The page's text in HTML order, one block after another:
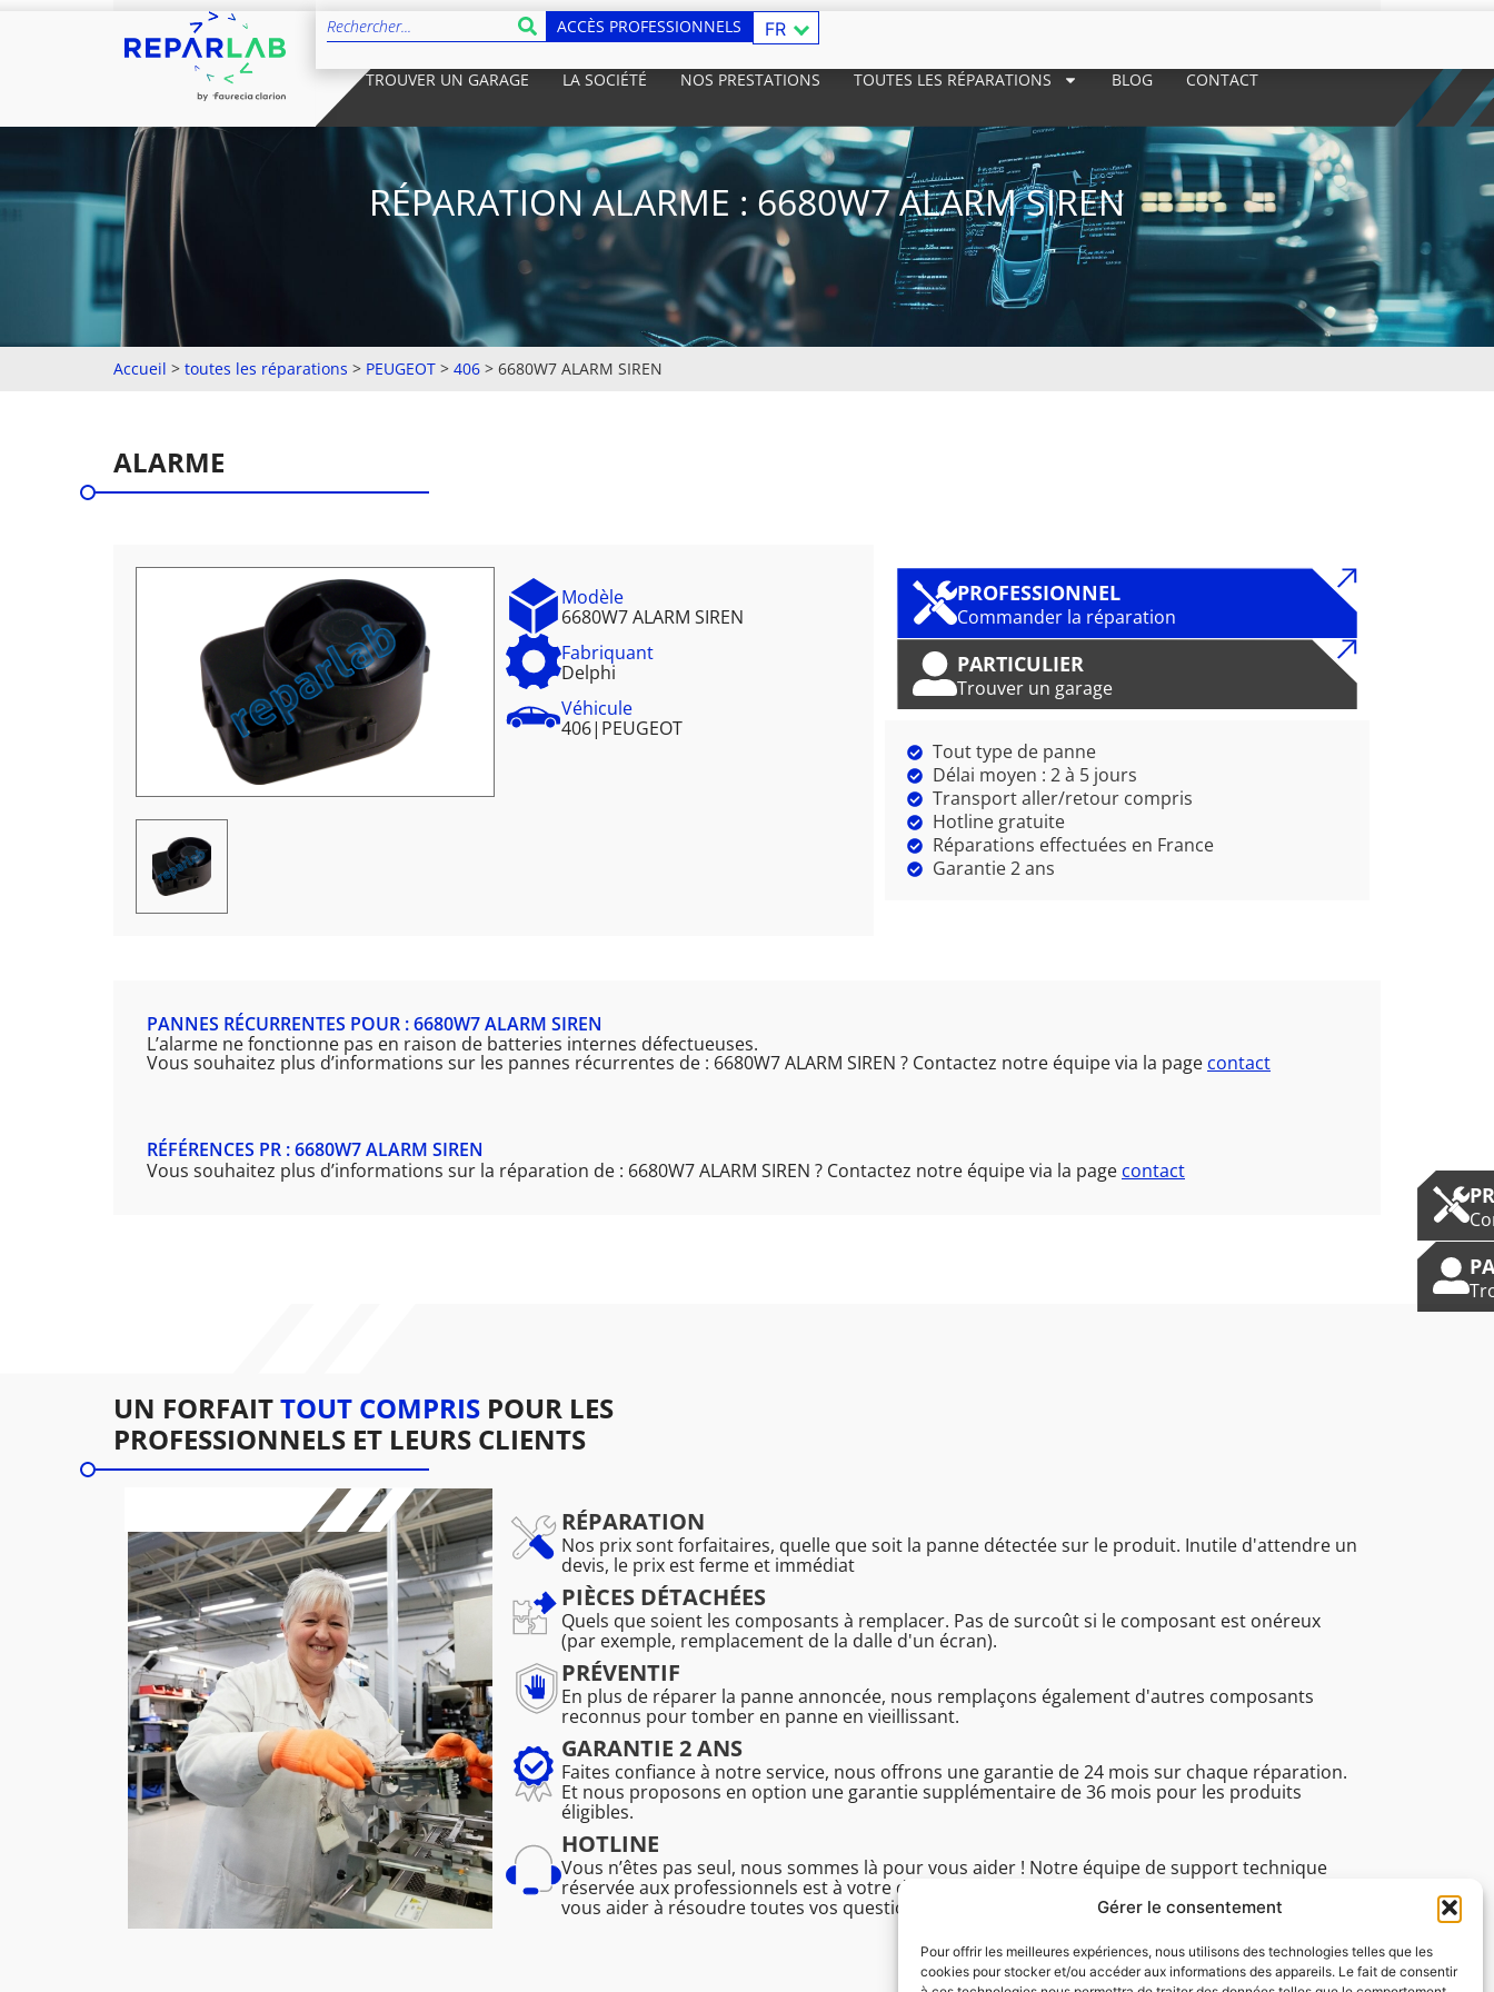
Gérer le consentement
Pour offrir les meilleures expériences, nous utilisons des technologies telles que les
cookies pour stocker et/ou accéder aux informations des appareils. Le fait de consentir
ACCÈS PROFESSIONNELS FR
TROUVER UN GARAGE LA SOCIÉTÉ NOS PRESTATIONS TOUTES LES RÉPARATIONS BLOG CONTACT
RÉPARATION ALARME : 6680W7 ALARM SIREN
Accueil > toutes les réparations > PEUGEOT > 406 > 6680W7 ALARM SIREN
ALARME
Modèle
6680W7 ALARM SIREN
Fabriquant
Delphi
Véhicule
406| PEUGEOT
PROFESSIONNEL
Commander la réparation
PARTICULIER
Trouver un garage
Tout type de panne
Délai moyen : 2 à 5 jours
Transport aller/retour compris
Hotline gratuite
Réparations effectuées en France
Garantie 2 ans
PANNES RÉCURRENTES POUR : 6680W7 ALARM SIREN
L’alarme ne fonctionne pas en raison de batteries internes défectueuses.
Vous souhaitez plus d’informations sur les pannes récurrentes de : 6680W7 ALARM SIREN ? Contactez notre équipe via la page contact
RÉFÉRENCES PR : 6680W7 ALARM SIREN
Vous souhaitez plus d’informations sur la réparation de : 6680W7 ALARM SIREN ? Contactez notre équipe via la page contact
UN FORFAITTOUT COMPRIS POUR LES
PROFESSIONNELS ET LEURS CLIENTS
RÉPARATION
Nos prix sont forfaitaires, quelle que soit la panne détectée sur le produit. Inutile d'attendre un
devis, le prix est ferme et immédiat
PIÈCES DÉTACHÉES
Quels que soient les composants à remplacer. Pas de surcoût si le composant est onéreux
(par exemple, remplacement de la dalle d'un écran).
PRÉVENTIF
En plus de réparer la panne annoncée, nous remplaçons également d'autres composants
reconnus pour tomber en panne en vieillissant.
GARANTIE 2 ANS
Faites confiance à notre service, nous offrons une garantie de 24 mois sur chaque réparation.
Et nous proposons en option une garantie supplémentaire de 36 mois pour les produits
éligibles.
HOTLINE
Vous n’êtes pas seul, nous sommes là pour vous aider ! Notre équipe de support technique
réservée aux professionnels est à votre disposition du lundi au vendredi de 8h30 à 16h45 pour
vous aider à résoudre toutes vos questions techniques.